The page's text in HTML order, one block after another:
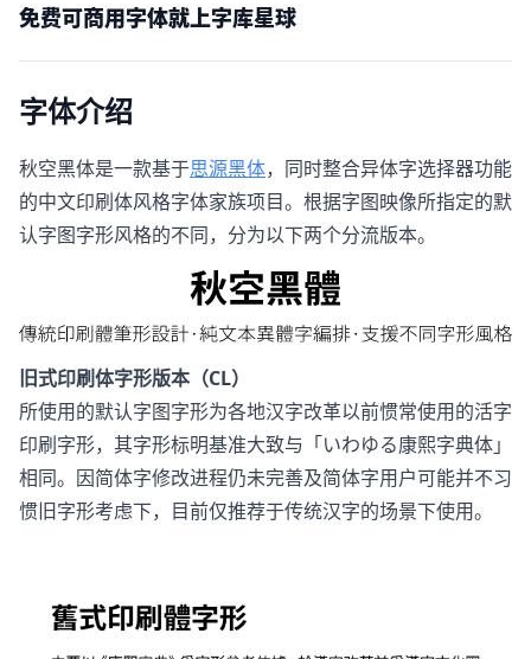
免费可商用字体就上字库星球
字体介绍
秋空黑体是一款基于思源黑体，同时整合异体字选择器功能
的中文印刷体风格字体家族项目。根据字图映像所指定的默
认字图字形风格的不同，分为以下两个分流版本。
旧式印刷体字形版本（CL）
所使用的默认字图字形为各地汉字改革以前惯常使用的活字
印刷字形，其字形标明基准大致与「いわゆる康熙字典体」
相同。因简体字修改进程仍未完善及简体字用户可能并不习
惯旧字形考虑下，目前仅推荐于传统汉字的场景下使用。